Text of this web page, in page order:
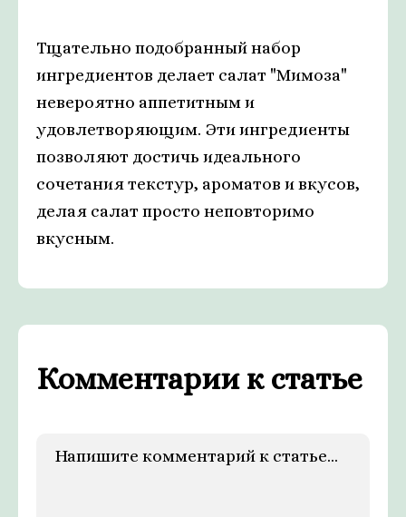
Тщательно подобранный набор
ингредиентов делает салат "Мимоза"
невероятно аппетитным и
удовлетворяющим. Эти ингредиенты
позволяют достичь идеального
сочетания текстур, ароматов и вкусов,
делая салат просто неповторимо
вкусным.
Комментарии к статье